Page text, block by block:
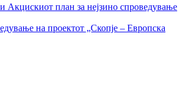
Акцискиот план за нејзино спроведување
на проектот „Скопје – Европска